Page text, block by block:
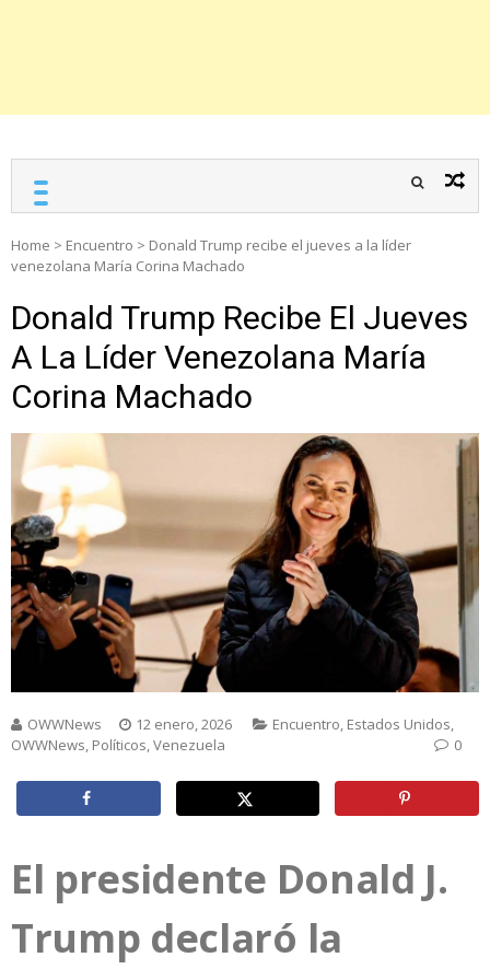
Home > Encuentro > Donald Trump recibe el jueves a la líder
venezolana María Corina Machado
Donald Trump Recibe El Jueves
A La Líder Venezolana María
Corina Machado
OWWNews 12 enero, 2026 Encuentro, Estados Unidos,
OWWNews, Políticos,Venezuela 0
El presidente Donald J.
Trump declaró la